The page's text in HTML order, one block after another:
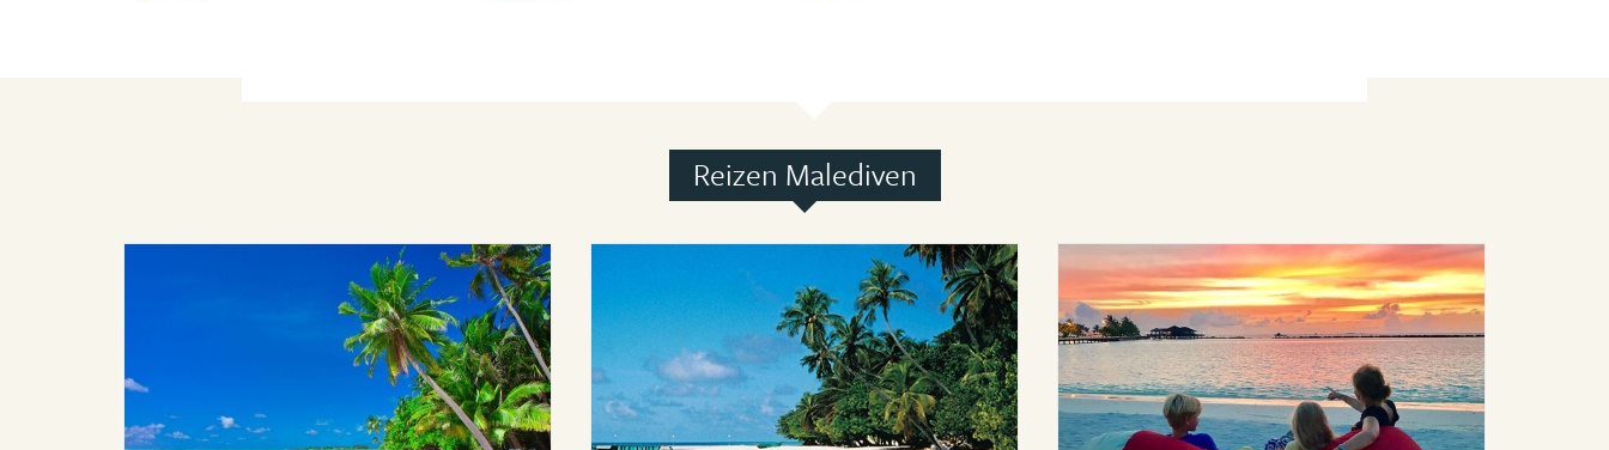
Reizen Malediven